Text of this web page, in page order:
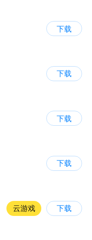
下载
下载
下载
下载
云游戏 下载